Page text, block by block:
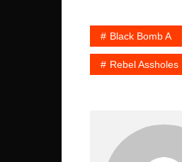
Black Bomb A
Rebel Assholes